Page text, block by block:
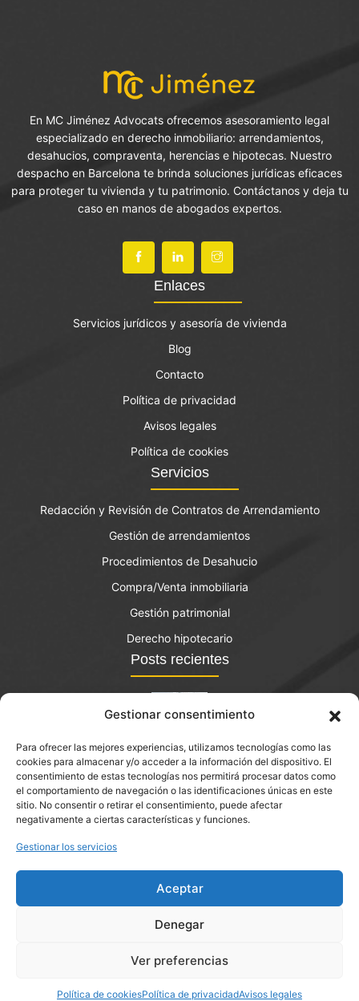
Gestionar consentimiento
Para ofrecer las mejores experiencias, utilizamos tecnologías como las
cookies para almacenar y/o acceder a la información del dispositivo. El
consentimiento de estas tecnologías nos permitirá procesar datos como
el comportamiento de navegación o las identificaciones únicas en este
sitio. No consentir o retirar el consentimiento, puede afectar
negativamente a ciertas características y funciones.
Gestionar los servicios
Aceptar
Denegar
Ver preferencias
Política de cookiesPolítica de privacidadAvisos legales
En MC Jiménez Advocats ofrecemos asesoramiento legal
especializado en derecho inmobiliario: arrendamientos,
desahucios, compraventa, herencias e hipotecas. Nuestro
despacho en Barcelona te brinda soluciones jurídicas eficaces
para proteger tu vivienda y tu patrimonio. Contáctanos y deja tu
caso en manos de abogados expertos.
Enlaces
Servicios jurídicos y asesoría de vivienda
Blog
Contacto
Política de privacidad
Avisos legales
Política de cookies
Servicios
Redacción y Revisión de Contratos de Arrendamiento
Gestión de arrendamientos
Procedimientos de Desahucio
Compra/Venta inmobiliaria
Gestión patrimonial
Derecho hipotecario
Posts recientes
El bono joven de vivienda: qué es y quién lo puede
solicitar?
septiembre 14, 2023
Diseñado por: aColor Software